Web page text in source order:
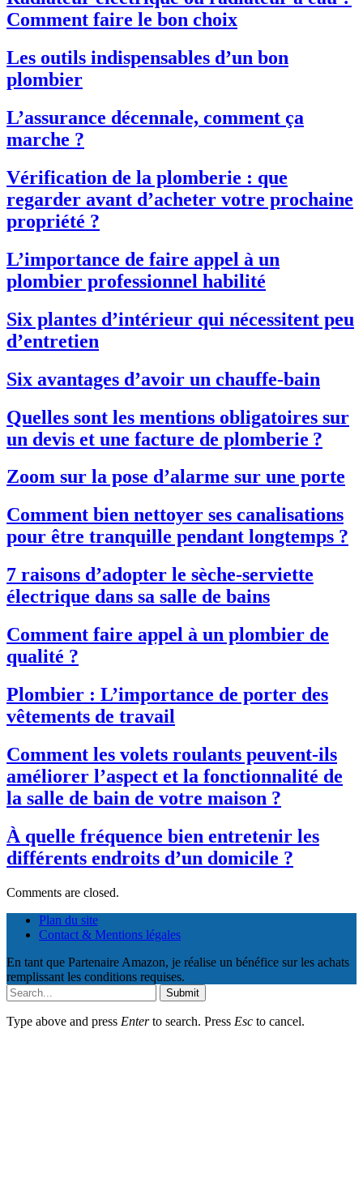
Comment faire le bon choix
Les outils indispensables d’un bon
plombier
L’assurance décennale, comment ça
marche ?
Vérification de la plomberie : que
regarder avant d’acheter votre prochaine
propriété ?
L’importance de faire appel à un
plombier professionnel habilité
Six plantes d’intérieur qui nécessitent peu
d’entretien
Six avantages d’avoir un chauffe-bain
Quelles sont les mentions obligatoires sur
un devis et une facture de plomberie ?
Zoom sur la pose d’alarme sur une porte
Comment bien nettoyer ses canalisations
pour être tranquille pendant longtemps ?
7 raisons d’adopter le sèche-serviette
électrique dans sa salle de bains
Comment faire appel à un plombier de
qualité ?
Plombier : L’importance de porter des
vêtements de travail
Comment les volets roulants peuvent-ils
améliorer l’aspect et la fonctionnalité de
la salle de bain de votre maison ?
À quelle fréquence bien entretenir les
différents endroits d’un domicile ?
Comments are closed.
Plan du site
Contact & Mentions légales
En tant que Partenaire Amazon, je réalise un bénéfice sur les achats
remplissant les conditions requises.
Submit
Type above and press Enterto search. Press Esc to cancel.